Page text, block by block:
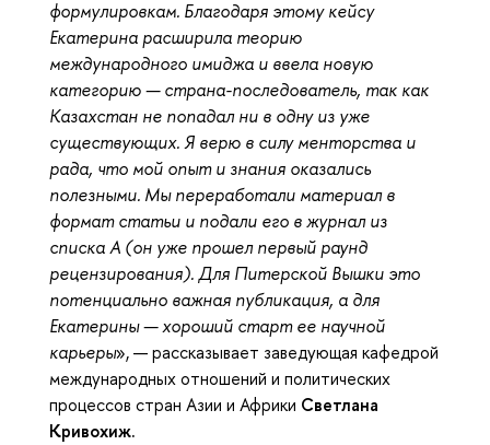
формулировкам. Благодаря этому кейсу
Екатерина расширила теорию
международного имиджа и ввела новую
категорию — страна-последователь, так как
Казахстан не попадал ни в одну из уже
существующих. Я верю в силу менторства и
рада, что мой опыт и знания оказались
полезными. Мы переработали материал в
формат статьи и подали его в журнал из
списка А (он уже прошел первый раунд
рецензирования). Для Питерской Вышки это
потенциально важная публикация, а для
Екатерины — хороший старт ее научной
карьеры», — рассказывает заведующая кафедрой
международных отношений и политических
процессов стран Азии и Африки Светлана
Кривохиж.